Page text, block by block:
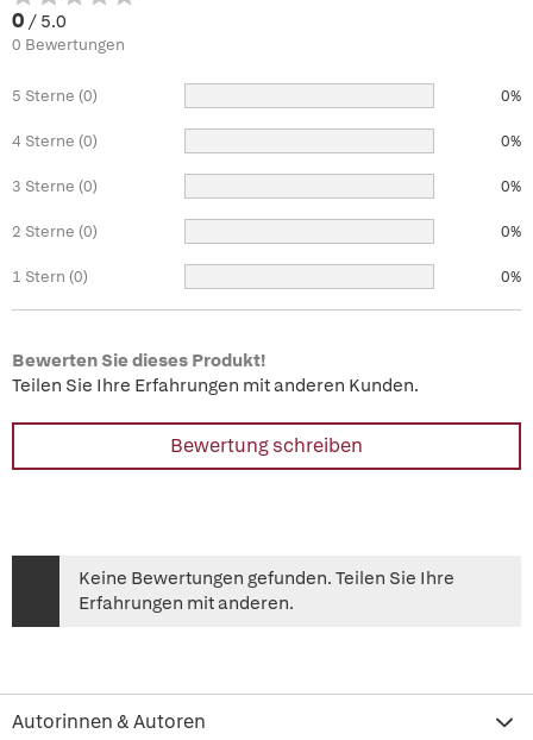
0 / 5.0
0 Bewertungen
5 Sterne (0) 0%
4 Sterne (0) 0%
3 Sterne (0) 0%
2 Sterne (0) 0%
1 Stern (0) 0%
Bewerten Sie dieses Produkt!
Teilen Sie Ihre Erfahrungen mit anderen Kunden.
Bewertung schreiben
Keine Bewertungen gefunden. Teilen Sie Ihre
Erfahrungen mit anderen.
Autorinnen & Autoren